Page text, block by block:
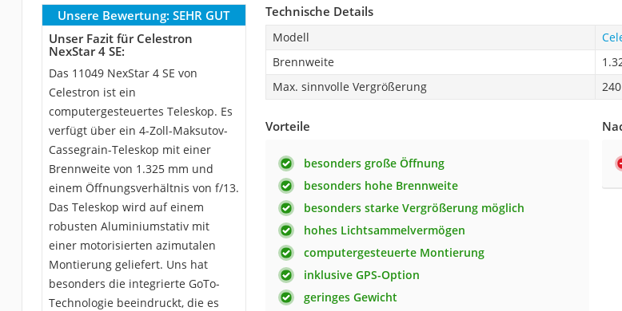
Unsere Bewertung: SEHR GUT
Unser Fazit für Celestron
NexStar 4 SE:
Das 11049 NexStar 4 SE von
Celestron ist ein
computergesteuertes Teleskop. Es
verfügt über ein 4-Zoll-Maksutov-
Cassegrain-Teleskop mit einer
Brennweite von 1.325 mm und
einem Öffnungsverhältnis von f/13.
Das Teleskop wird auf einem
robusten Aluminiumstativ mit
einer motorisierten azimutalen
Montierung geliefert. Uns hat
besonders die integrierte GoTo-
Technologie beeindruckt, die es
Technische Details
Modell
Brennweite
Max. sinnvolle Vergrößerung
Vorteile
besonders große Öffnung
besonders hohe Brennweite
besonders starke Vergrößerung möglich
hohes Lichtsammelvermögen
computergesteuerte Montierung
inklusive GPS-Option
geringes Gewicht